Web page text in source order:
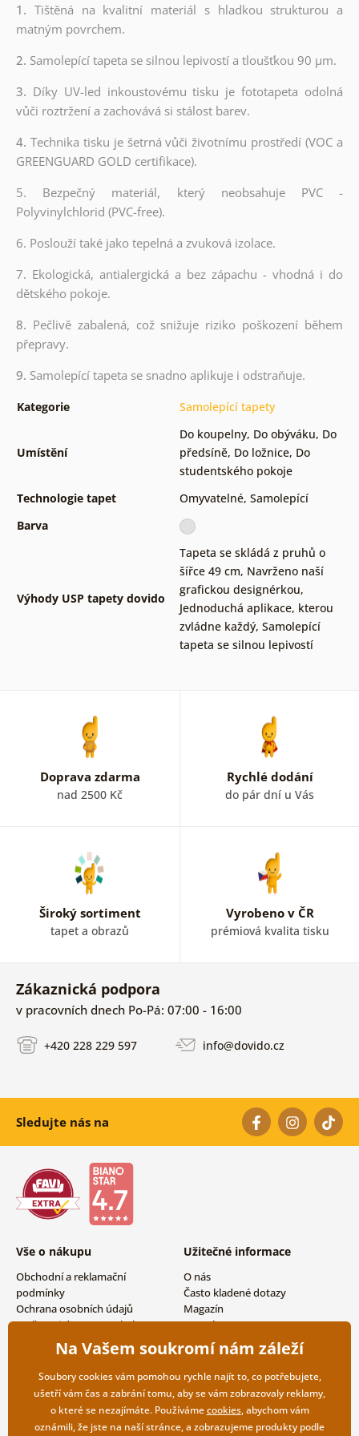
1. Tištěná na kvalitní materiál s hladkou strukturou a
matným povrchem.
2. Samolepící tapeta se silnou lepivostí a tloušťkou 90 µm.
3. Díky UV-led inkoustovému tisku je fototapeta odolná
vůči roztržení a zachovává si stálost barev.
4. Technika tisku je šetrná vůči životnímu prostředí (VOC a
GREENGUARD GOLD certifikace).
5. Bezpečný materiál, který neobsahuje PVC -
Polyvinylchlorid (PVC-free).
6. Poslouží také jako tepelná a zvuková izolace.
7. Ekologická, antialergická a bez zápachu - vhodná i do
dětského pokoje.
8. Pečlivě zabalená, což snižuje riziko poškození během
přepravy.
9. Samolepící tapeta se snadno aplikuje i odstraňuje.
Kategorie Samolepící tapety
Umístění
Do koupelny, Do obýváku, Do
předsíně, Do ložnice, Do
studentského pokoje
Technologie tapet
Omyvatelné, Samolepící
Barva
Výhody USP tapety dovido
Tapeta se skládá z pruhů o
šířce 49 cm, Navrženo naší
grafickou designérkou,
Jednoduchá aplikace, kterou
zvládne každý, Samolepící
tapeta se silnou lepivostí
Doprava zdarma
nad 2500 Kč
Rychlé dodání
do pár dní u Vás
Široký sortiment
tapet a obrazů
Vyrobeno v ČR
prémiová kvalita tisku
Zákaznická podpora
v pracovních dnech Po-Pá: 07:00 - 16:00
+420 228 229 597 info@dovido.cz
Sledujte nás na
Vše o nákupu
Obchodní a reklamační
podmínky
Ochrana osobních údajů
Možnosti dopravy a platby
Vrácení zboží
Užitečné informace
O nás
Často kladené dotazy
Magazín
Kontakty
Velkoobchodní spolupráce
Na Vašem soukromí nám záleží
Soubory cookies vám pomohou rychle najít to, co potřebujete,
ušetří vám čas a zabrání tomu, aby se vám zobrazovaly reklamy,
o které se nezajímáte. Používámecookies, abychom vám
oznámili, že jste na naší stránce, a zobrazujeme produkty podle